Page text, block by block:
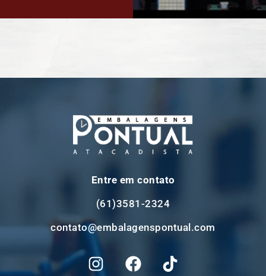
Entre em contato
(61)3581-2324
contato@embalagenspontual.com